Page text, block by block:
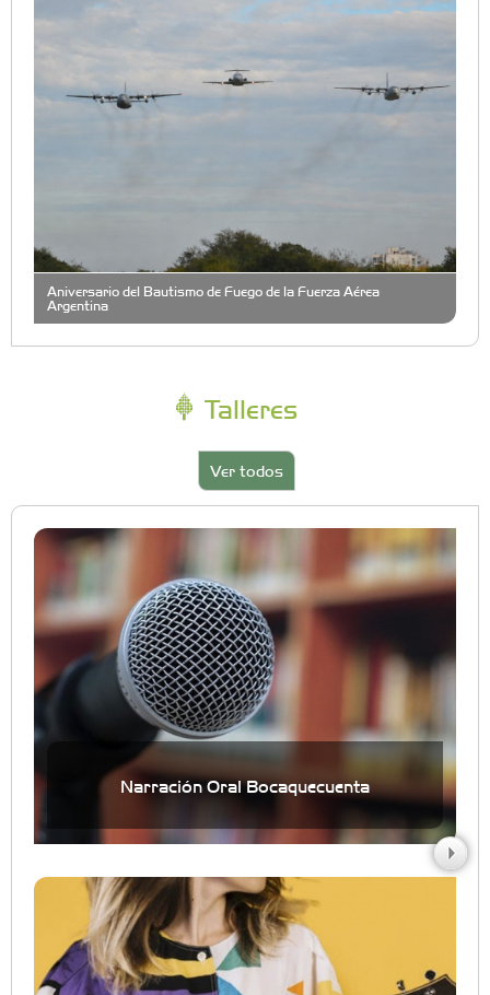
Aniversario del Bautismo de Fuego de la Fuerza Aérea
Argentina
Talleres
Ver todos
Narración Oral Bocaquecuenta